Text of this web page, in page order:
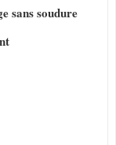
sans soudure